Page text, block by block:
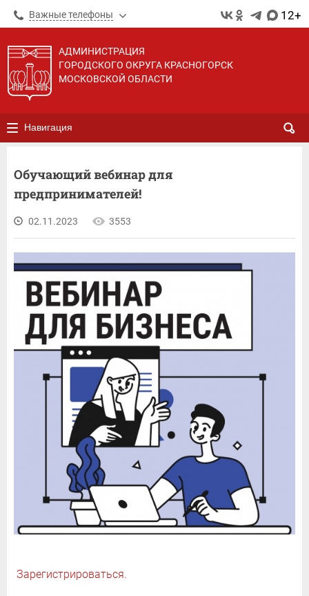
Важные телефоны 12+
АДМИНИСТРАЦИЯ
ГОРОДСКОГО ОКРУГА КРАСНОГОРСК
МОСКОВСКОЙ ОБЛАСТИ
Навигация
Обучающий вебинар для
предпринимателей!
02.11.2023 3553
Зарегистрироваться.